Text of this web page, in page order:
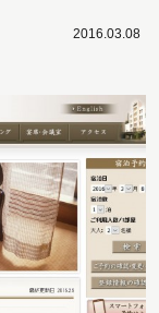
2016.03.08